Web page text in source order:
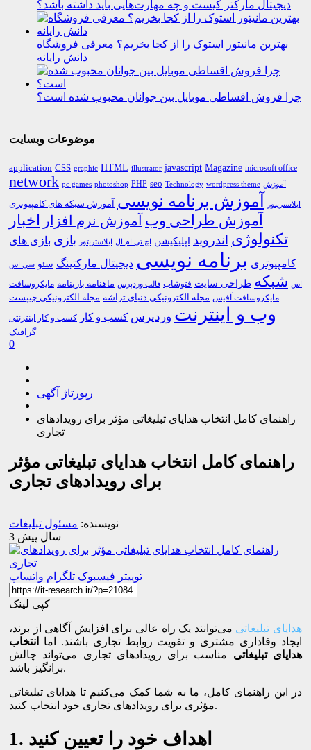
دیجیتال مارکتر کیست و چه مهارت‌هایی باید داشته باشد؟
بهترین مانیتور استوک را از کجا بخریم؟ معرفی فروشگاه
دانش رایانه
چرا فروش اقساطی موبایل بین جوانان محبوب شده است؟
موضوعات وبسایت
application CSS graphic HTML illustrator javascript Magazine microsoft office
network pc games photoshop PHP seo Technology wordpress theme آموزش
ایلاستریتور آموزش برنامه نویسی آموزش شبکه های کامپیوتری
آموزش طراحی وب آموزش نرم افزار اخبار
تکنولوژی اندروید اپلیکیشن اچ تی ام ال ایلاستریتور بازی بازی های
کامپیوتری برنامه نویسی دیجیتال مارکتینگ سئو سی اس
اس شبکه طراحی سایت فتوشاپ قالب وردپرس ماهنامه بازینامه مایکروسافت
مایکروسافت آفیس مجله الکترونیکی دنیای تراشه مجله الکترونیکی چیپست
وب و اینترنت وردپرس کسب و کار کسب و کار اینترنتی
گرافیک
0
رپورتاژ آگهی
راهنمای کامل انتخاب هدایای تبلیغاتی مؤثر برای رویدادهای
تجاری
راهنمای کامل انتخاب هدایای تبلیغاتی مؤثر
برای رویدادهای تجاری
نویسنده: مسئول تبلیغات
3 سال پیش
توییتر فیسبوک تلگرام واتساپ
کپی لینک
هدایای تبلیغاتی می‌توانند یک راه عالی برای افزایش آگاهی از برند،
ایجاد وفاداری مشتری و تقویت روابط تجاری باشند. اما
انتخاب
هدایای تبلیغاتی مناسب برای رویدادهای تجاری می‌تواند چالش
برانگیز باشد.
در این راهنمای کامل، ما به شما کمک می‌کنیم تا هدایای تبلیغاتی
مؤثری برای رویدادهای تجاری خود انتخاب کنید.
1. اهداف خود را تعیین کنید